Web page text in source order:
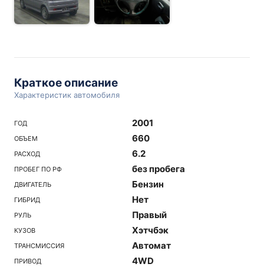
Краткое описание
Характеристик автомобиля
ГОД 2001
ОБЪЕМ 660
РАСХОД 6.2
ПРОБЕГ ПО РФ без пробега
ДВИГАТЕЛЬ Бензин
ГИБРИД Нет
РУЛЬ Правый
КУЗОВ Хэтчбэк
ТРАНСМИССИЯ Автомат
ПРИВОД 4WD